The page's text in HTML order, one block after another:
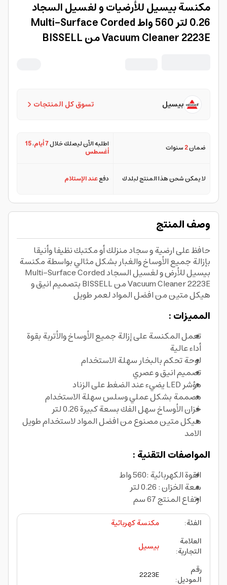
مكنسة بيسيل للأرضيات و لغسيل السجاد
0.26 لتر 560 واط Multi-Surface Corded
Vacuum Cleaner 2223E من BISSELL
تسوق كل المنتجات بيسيل
ضمان2سنوات اطلبه الآن ليصلك خلال7 أيام ،15
أغسطس
لا يمكن شحن هذا المنتج لبلدك دفععند الإستلام
وصف المنتج
حافظ على ارضية و سجاد منزلك أو مكتبك نظيفا وأنيقا
بإزالة جميع الأوساخ والغبار بشكل مثالي بواسطة مكنسة
بيسيل للأرض و لغسيل السجاد Multi-Surface Corded
Vacuum Cleaner 2223E من BISSELL بتصميم انيق و
هيكل متين من افضل المواد لعمر طويل
المميزات :
تعمل المكنسة على إزالة جميع الأوساخ والأتربة بقوة
أداء عالية
لوحة تحكم بالبخار سهلة الاستخدام
تصميم انيق و عصري
مؤشر LED يضيء عند الضغط على الزناد
مصممة بشكل عملي وسلس سهلة الاستخدام
خزان الأوساخ سهل الفك بسعة كبيرة 0.26 لتر
هيكل متين مصنوع من افضل المواد لاستخدام طويل
الامد
المواصفات التقنية :
القوة الكهربائية :560 واط
سعة الخزان : 0.26 لتر
ارتفاع المنتج 67 سم
الفئة:
مكنسة كهربائية
العلامة
التجارية:
بيسيل
رقم
الموديل:
2223E